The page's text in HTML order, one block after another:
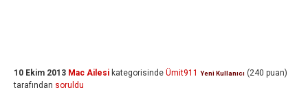
10 Ekim 2013 Mac Ailesi kategorisinde Ümit911 Yeni Kullanıcı (240 puan)
tarafından soruldu